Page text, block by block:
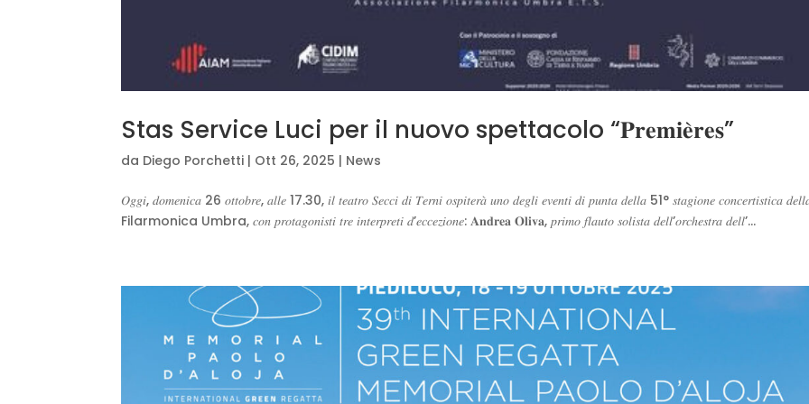
Stas Service Luci per il nuovo spettacolo “𝐏𝐫𝐞𝐦𝐢𝐞̀𝐫𝐞𝐬”
da Diego Porchetti | Ott 26, 2025 | News
𝑂𝑔𝑔𝑖, 𝑑𝑜𝑚𝑒𝑛𝑖𝑐𝑎 26 𝑜𝑡𝑡𝑜𝑏𝑟𝑒, 𝑎𝑙𝑙𝑒 17.30, 𝑖𝑙 𝑡𝑒𝑎𝑡𝑟𝑜 𝑆𝑒𝑐𝑐𝑖 𝑑𝑖 𝑇𝑒𝑟𝑛𝑖 𝑜𝑠𝑝𝑖𝑡𝑒𝑟𝑎̀ 𝑢𝑛𝑜 𝑑𝑒𝑔𝑙𝑖 𝑒𝑣𝑒𝑛𝑡𝑖 𝑑𝑖 𝑝𝑢𝑛𝑡𝑎 𝑑𝑒𝑙𝑙𝑎 51° 𝑠𝑡𝑎𝑔𝑖𝑜𝑛𝑒 𝑐𝑜𝑛𝑐𝑒𝑟𝑡𝑖𝑠𝑡𝑖𝑐𝑎
Filarmonica Umbra, 𝑐𝑜𝑛 𝑝𝑟𝑜𝑡𝑎𝑔𝑜𝑛𝑖𝑠𝑡𝑖 𝑡𝑟𝑒 𝑖𝑛𝑡𝑒𝑟𝑝𝑟𝑒𝑡𝑖 𝑑’𝑒𝑐𝑐𝑒𝑧𝑖𝑜𝑛𝑒: 𝐀𝐧𝐝𝐫𝐞𝐚 𝐎𝐥𝐢𝐯𝐚, 𝑝𝑟𝑖𝑚𝑜 𝑓𝑙𝑎𝑢𝑡𝑜 𝑠𝑜𝑙𝑖𝑠𝑡𝑎 𝑑𝑒𝑙𝑙’𝑜𝑟𝑐ℎ𝑒𝑠𝑡𝑟𝑎 𝑑𝑒𝑙𝑙’...